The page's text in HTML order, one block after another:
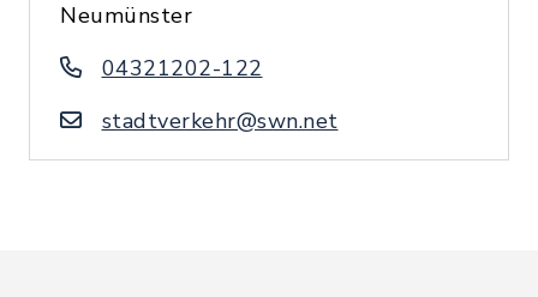
Neumünster
04321202-122
stadtverkehr@swn.net